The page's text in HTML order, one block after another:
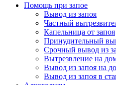
Помощь при запое
Вывод из запоя
Частный
Капельница от запоя
Принудительный
Срочный вывод из
Вытрезвление на
Вывод из запоя на
Вывод из запоя в